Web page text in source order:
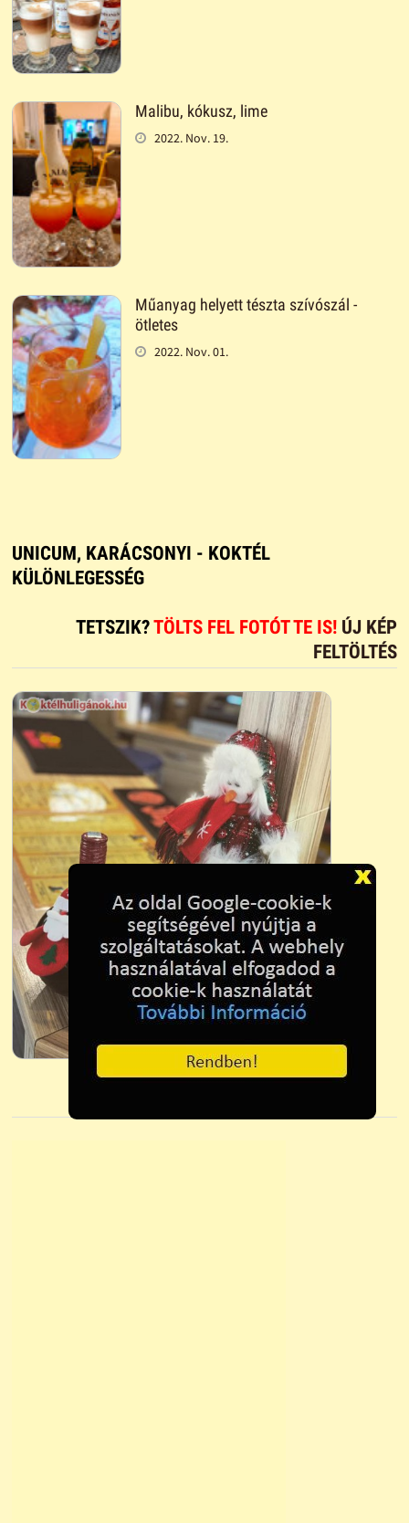
Malibu, kókusz, lime
2022. Nov. 19.
Műanyag helyett tészta szívószál -
ötletes
2022. Nov. 01.
UNICUM, KARÁCSONYI - KOKTÉL
KÜLÖNLEGESSÉG
TETSZIK?TÖLTS FEL FOTÓT TE IS! ÚJ KÉP
FELTÖLTÉS